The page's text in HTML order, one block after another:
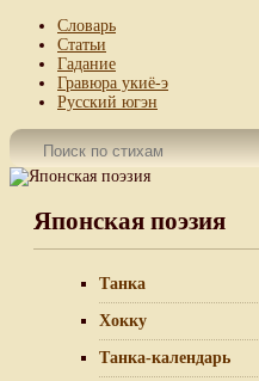
Словарь
Статьи
Гадание
Гравюра укиё-э
Русский югэн
Японская поэзия
Танка
Хокку
Танка-календарь